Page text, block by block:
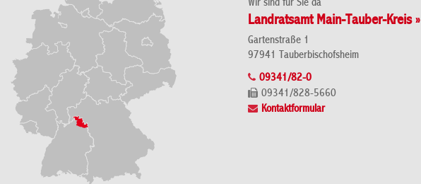
Wir sind für Sie da
Landratsamt Main-Tauber-Kreis »
Gartenstraße 1
97941 Tauberbischofsheim
09341/82-0
09341/828-5660
Kontaktformular